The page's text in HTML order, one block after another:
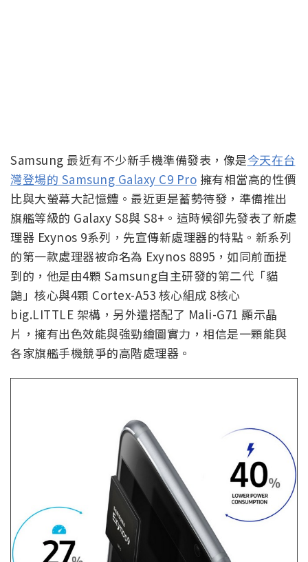
Samsung 最近有不少新手機準備發表，像是今天在台
灣登場的 Samsung Galaxy C9 Pro 擁有相當高的性價
比與大螢幕大記憶體。最近更是蓄勢待發，準備推出
旗艦等級的 Galaxy S8與 S8+。這時候卻先發表了新處
理器 Exynos 9系列，先宣傳新處理器的特點。新系列
的第一款處理器被命名為 Exynos 8895，如同前面提
到的，他是由4顆 Samsung自主研發的第二代「貓
鼬」核心與4顆 Cortex-A53 核心組成 8核心
big.LITTLE 架構，另外還搭配了 Mali-G71 顯示晶
片，擁有出色效能與強勁繪圖實力，相信是一顆能與
各家旗艦手機競爭的高階處理器。